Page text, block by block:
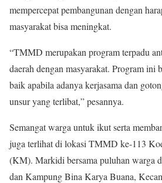
mempercepat pembangunan dengan
masyarakat bisa meningkat.
“TMMD merupakan program terpadu
daerah dengan masyarakat. Program ini
baik apabila adanya kerjasama dan
unsur yang terlibat,” pesannya.
Semangat warga untuk ikut serta
juga terlihat di lokasi TMMD ke-113
(KM). Markidi bersama puluhan warga
dan Kampung Bina Karya Buana,